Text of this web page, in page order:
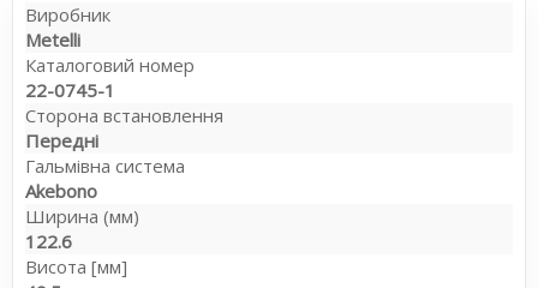
Виробник
Metelli
Каталоговий номер
22-0745-1
Сторона встановлення
Передні
Гальмівна система
Akebono
Ширина (мм)
122.6
Висота [мм]